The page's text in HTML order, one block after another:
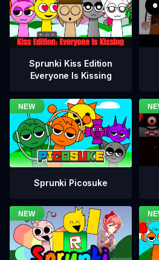
Sprunki Kiss Edition
Everyone Is Kissing
Sprunki Picosuke